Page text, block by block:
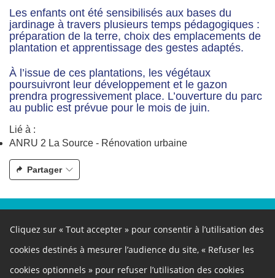
Les enfants ont été sensibilisés aux bases du
jardinage à travers plusieurs temps pédagogiques :
préparation de la terre, choix des emplacements de
plantation et apprentissage des gestes adaptés.
À l’issue de ces plantations, les végétaux
poursuivront leur développement et le gazon
prendra progressivement place. L’ouverture du parc
au public est prévue pour le mois de juin.
Lié à :
ANRU 2 La Source - Rénovation urbaine
Partager
Cliquez sur « Tout accepter » pour consentir à l’utilisation des
cookies destinés à mesurer l’audience du site, « Refuser les
cookies optionnels » pour refuser l’utilisation des cookies
Ce site participatif a été réalisé grâce à la plateforme innovante de
participationCap Collectif, selon les principes de la
démocratie
Autres liens